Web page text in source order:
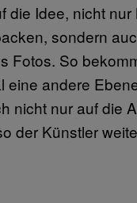
die Idee, nicht
sondern
Fotos. So
eine andere
nicht nur auf die
der Künstler